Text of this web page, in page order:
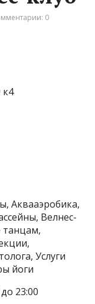
0
к4
Аквааэробика,
Велнес-
танцам,
Услуги
йоги
23:00